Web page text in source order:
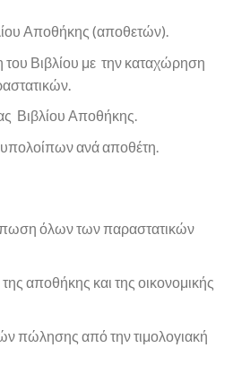
Αποθήκης (αποθετών).
Βιβλίου με την καταχώρηση
Βιβλίου Αποθήκης.
ανά αποθέτη.
όλων των παραστατικών
αποθήκης και της οικονομικής
πώλησης από την τιμολογιακή